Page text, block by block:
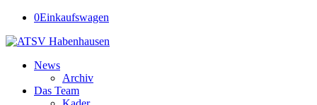
0Einkaufswagen
News
Archiv
Das Team